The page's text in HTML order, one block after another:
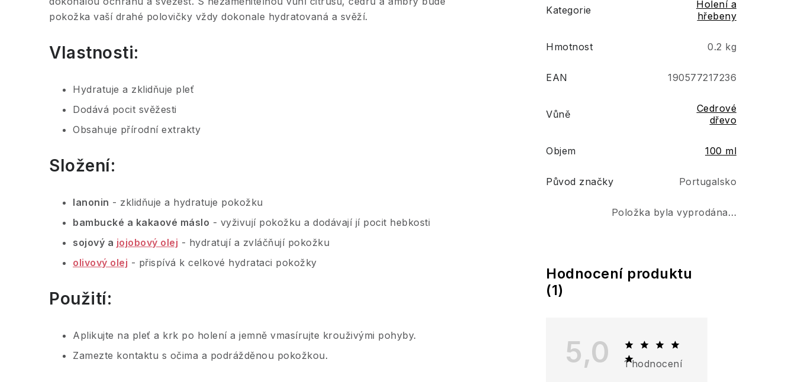
pokožka vaší drahé polovičky vždy dokonale hydratovaná a svěží.
Vlastnosti:
Hydratuje a zklidňuje pleť
Dodává pocit svěžesti
Obsahuje přírodní extrakty
Složení:
lanonin - zklidňuje a hydratuje pokožku
bambucké a kakaové máslo - vyživují pokožku a dodávají jí pocit hebkosti
sojový a jojobový olej - hydratují a zvláčňují pokožku
olivový olej - přispívá k celkové hydrataci pokožky
Použití:
Aplikujte na pleť a krk po holení a jemně vmasírujte krouživými pohyby.
Zamezte kontaktu s očima a podrážděnou pokožkou.
Kategorie
Holení a
hřebeny
Hmotnost 0.2 kg
EAN 190577217236
Vůně
Cedrové
dřevo
Objem 100 ml
Původ značky Portugalsko
Položka byla vyprodána…
Hodnocení produktu
(1)
5,0 1 hodnocení
V
ý